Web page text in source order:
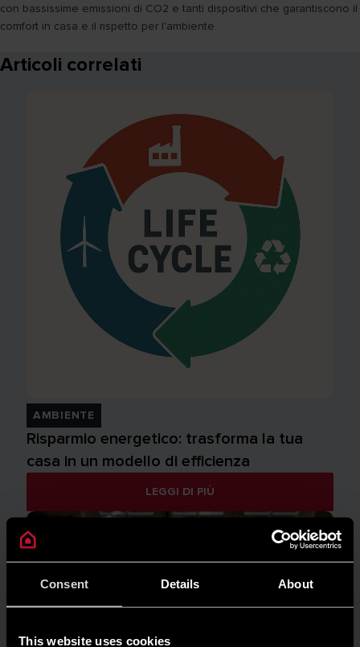
Consent Details About
This website uses cookies
con bassissime emissioni di CO2 e tanti dispositivi che garantiscono il
comfort in casa e il rispetto per l'ambiente.
Articoli correlati
AMBIENTE
Risparmio energetico: trasforma la tua
casa in un modello di efficienza
LEGGI DI PIÙ